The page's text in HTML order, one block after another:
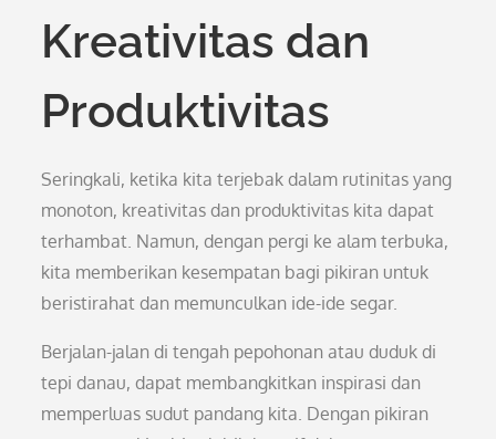
Kreativitas dan
Produktivitas
Seringkali, ketika kita terjebak dalam rutinitas yang
monoton, kreativitas dan produktivitas kita dapat
terhambat. Namun, dengan pergi ke alam terbuka,
kita memberikan kesempatan bagi pikiran untuk
beristirahat dan memunculkan ide-ide segar.
Berjalan-jalan di tengah pepohonan atau duduk di
tepi danau, dapat membangkitkan inspirasi dan
memperluas sudut pandang kita. Dengan pikiran